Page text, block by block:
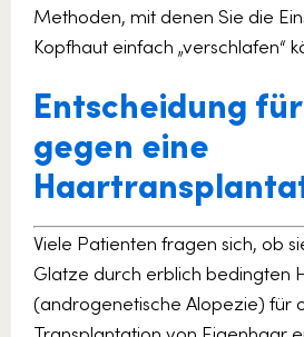
Methoden, mit denen Sie die
Kopfhaut einfach „verschlafen“
Entscheidung
gegen eine
Viele Patienten fragen sich, ob
Glatze durch erblich bedingten
(androgenetische Alopezie) für